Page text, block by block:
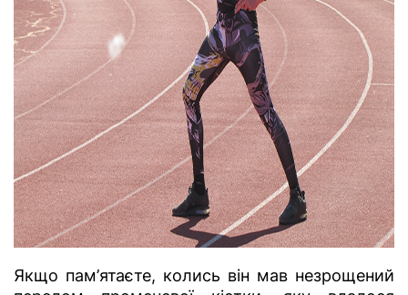
Якщо пам’ятаєте, колись він мав незрощений